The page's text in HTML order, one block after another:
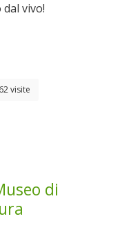
vivo!
visite
di